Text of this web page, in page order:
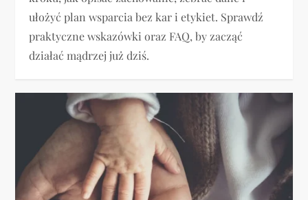
ułożyć plan wsparcia bez kar i etykiet. Sprawdź
praktyczne wskazówki oraz FAQ, by zacząć
działać mądrzej już dziś.